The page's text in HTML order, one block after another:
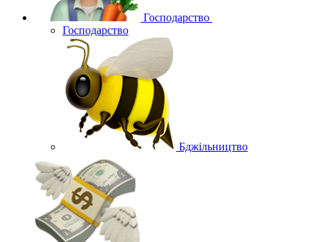
Господарство
Господарство
Бджільництво